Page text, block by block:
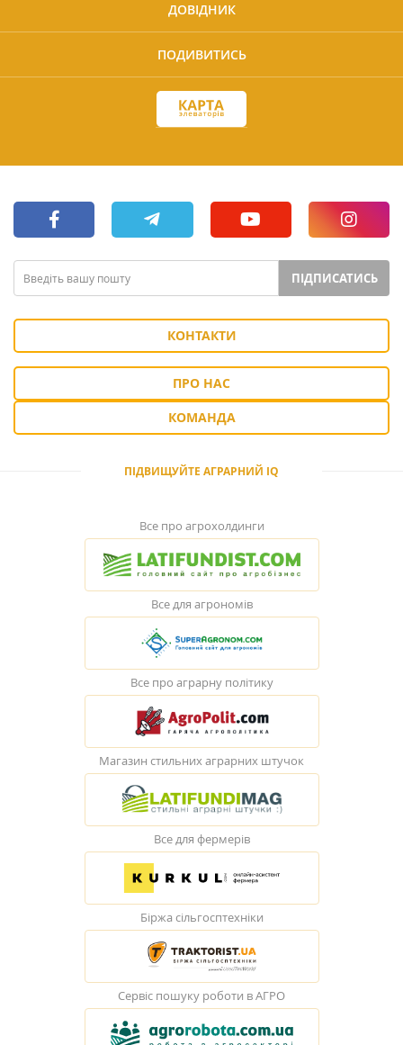
ДОВІДНИК
ПОДИВИТИСЬ
ПІДПИСАТИСЬ
КОНТАКТИ
ПРО НАС
КОМАНДА
ПІДВИЩУЙТЕ АГРАРНИЙ IQ
Все про агрохолдинги
Все для агрономів
Все про аграрну політику
Магазин стильних аграрних штучок
Все для фермерів
Біржа сільгосптехніки
Сервіс пошуку роботи в АГРО